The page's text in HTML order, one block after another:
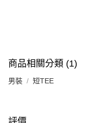
商品相關分類 (1)
男裝 短TEE